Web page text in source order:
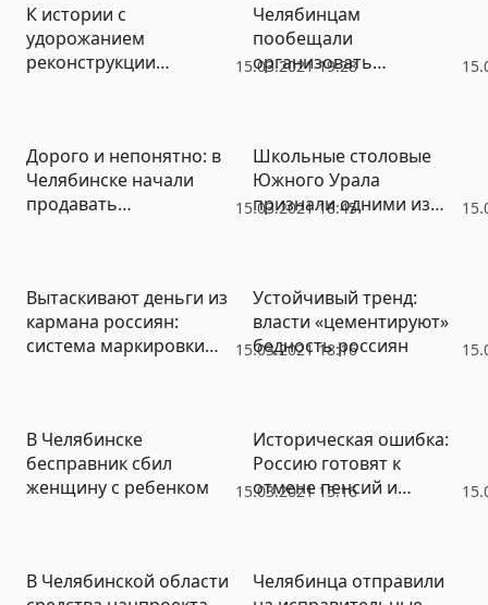
15.03.2021 19:28
К истории с
удорожанием
реконструкции
Челябинцам
пообещали
организовать
текущем году
15.03.2021 18:45
Дорого и непонятно: в
Челябинске начали
продавать
Школьные столовые
Южного Урала
признали одними из
15.03.2021 18:16
Вытаскивают деньги из
кармана россиян:
система маркировки
гарантирует
Устойчивый тренд:
власти «цементируют»
бедность россиян
15.03.2021 15:16
В Челябинске
бесправник сбил
женщину с ребенком
Историческая ошибка:
Россию готовят к
отмене пенсий и
В Челябинской области
Челябинца отправили